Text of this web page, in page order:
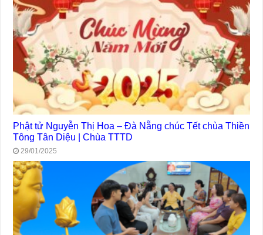
Phật tử Nguyễn Thị Hoa – Đà Nẵng chúc Tết chùa Thiền
Tông Tân Diệu | Chùa TTTD
29/01/2025